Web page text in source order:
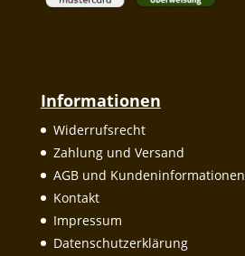
Informationen
Widerrufsrecht
Zahlung und Versand
AGB und Kundeninformationen
Kontakt
Impressum
Datenschutzerklärung